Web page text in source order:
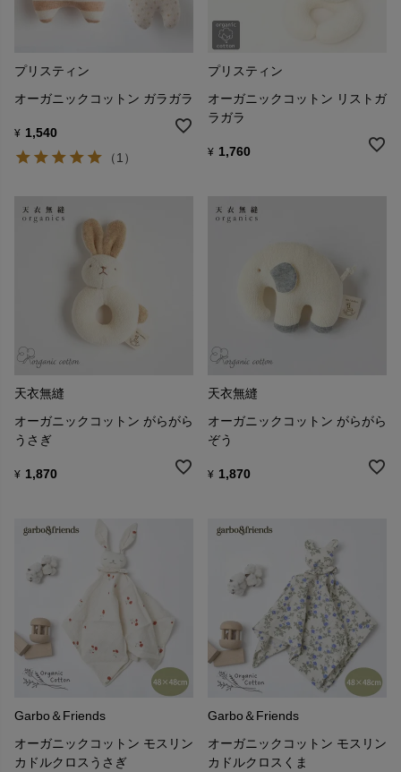
プリスティン
オーガニックコットン ガラガラ
¥ 1,540
（1）
プリスティン
オーガニックコットン リストガ
ラガラ
¥ 1,760
天衣無縫
オーガニックコットン がらがら
うさぎ
¥ 1,870
天衣無縫
オーガニックコットン がらがら
ぞう
¥ 1,870
Garbo＆Friends
オーガニックコットン モスリン
カドルクロスうさぎ
Garbo＆Friends
オーガニックコットン モスリン
カドルクロスくま